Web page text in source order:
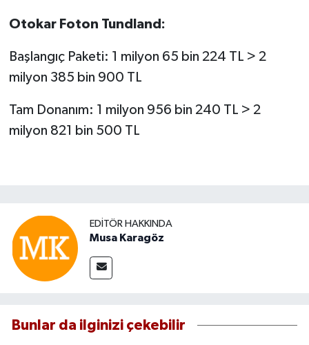
Otokar Foton Tundland:
Başlangıç Paketi: 1 milyon 65 bin 224 TL > 2
milyon 385 bin 900 TL
Tam Donanım: 1 milyon 956 bin 240 TL > 2
milyon 821 bin 500 TL
EDITÖR HAKKINDA
Musa Karagöz
Bunlar da ilginizi çekebilir